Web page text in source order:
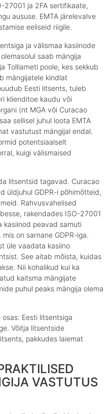
27001 ja 2FA sertifikaate,
aususe. EMTA järelevalve
eeliseid riigile.
ja välismaa kasiinode
saab mängija
Tolliameti poole, kes sekkub
mängijatele kindlat
Eesti litsents, tuleb
klienditoe kaudu või
(nt MGA või Curacao
sellisel juhul loota EMTA
vastutust mängijal endal.
potentsiaalselt
kuigi välismaised
litsentsid tagavad. Curacao
üldjuhul GDPR-i põhimõtteid,
Rahvusvahelised
rakendades ISO-27001
kasiinod peavad samuti
on sarnane GDPR-iga.
üle vaadata kasiino
See aitab mõista, kuidas
Nii kohalikud kui ka
kaitsma mängijate
puhul peaks mängija olema
Eesti litsentsiga
Võitja litsentside
pakkudes laiemat
VASTUTUS